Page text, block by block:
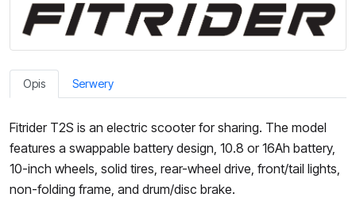
Opis Serwery
Fitrider T2S is an electric scooter for sharing. The model
features a swappable battery design, 10.8 or 16Ah battery,
10-inch wheels, solid tires, rear-wheel drive, front/tail lights,
non-folding frame, and drum/disc brake.